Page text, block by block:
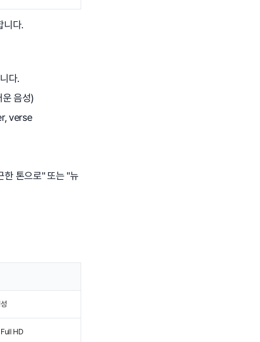
니다.
다.
음성)
verse
한 톤으로" 또는 "뉴
HD